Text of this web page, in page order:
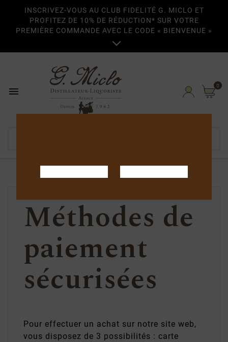

INSCRIVEZ-VOUS AU CLUB FIDELITÉ G. MICLO ET
PROFITEZ DE 10% DE RÉDUCTION* SUR VOTRE
PREMIÈRE COMMANDE AVEC LE CODE « BIENVENUE »
 0
Méthodes de
paiement
sécurisées
Pour effectuer un achat sur notre site web,
vous disposez de 3 possibilités : carte